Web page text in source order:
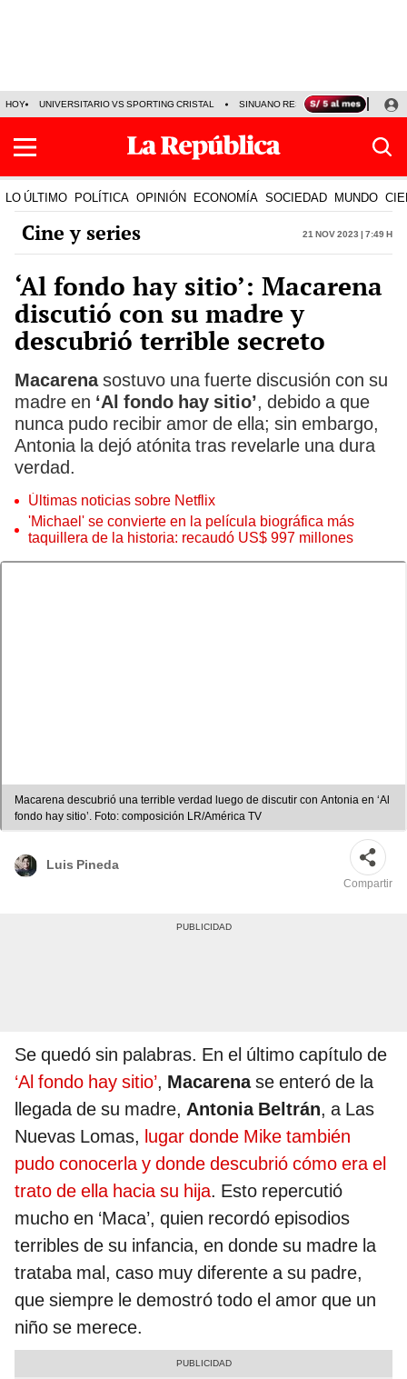
HOY UNIVERSITARIO VS SPORTING CRISTAL SINUANO RESULTADOS HOY
LO ÚLTIMO POLÍTICA OPINIÓN ECONOMÍA SOCIEDAD MUNDO
Cine y series 21 Nov 2023 | 7:49 h
‘Al fondo hay sitio’: Macarena
discutió con su madre y
descubrió terrible secreto
Macarenasostuvo una fuerte discusión con su
madre en ‘Al fondo hay sitio’, debido a que
nunca pudo recibir amor de ella; sin embargo,
Antonia la dejó atónita tras revelarle una dura
verdad.
Últimas noticias sobre Netflix
'Michael' se convierte en la película biográfica más
taquillera de la historia: recaudó US$ 997 millones
Macarena descubrió una terrible verdad luego de discutir con Antonia en ‘Al
fondo hay sitio’. Foto: composición LR/América TV
Luis Pineda
Compartir
Se quedó sin palabras. En el último capítulo de
‘Al fondo hay sitio’, Macarenase enteró de la
llegada de su madre, Antonia Beltrán, a Las
Nuevas Lomas, lugar donde Mike también
pudo conocerla y donde descubrió cómo era el
trato de ella hacia su hija. Esto repercutió
mucho en ‘Maca’, quien recordó episodios
terribles de su infancia, en donde su madre la
trataba mal, caso muy diferente a su padre,
que siempre le demostró todo el amor que un
niño se merece.